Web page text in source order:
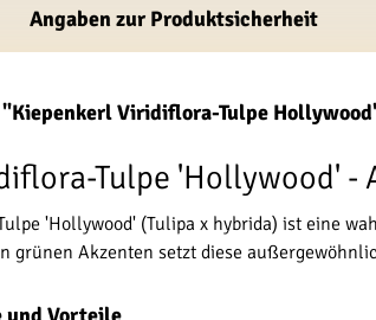
Angaben zur Produktsicherheit
Viridiflora-Tulpe
Tulpe 'Hollywood'
'Hollywood' (Tulipa x hybrida) ist eine
grünen Akzenten setzt diese